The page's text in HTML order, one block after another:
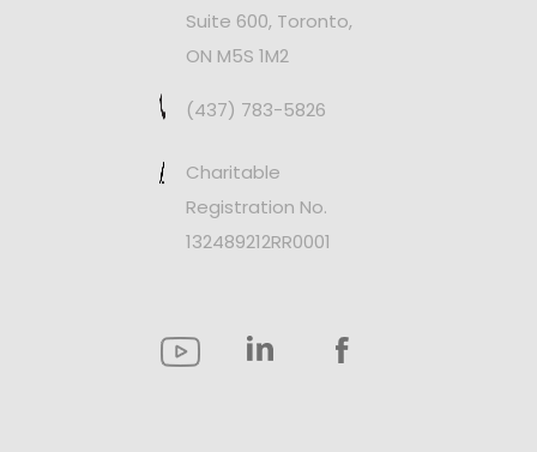
Suite 600, Toronto,
ON M5S 1M2
(437) 783-5826
Charitable
Registration No.
132489212RR0001